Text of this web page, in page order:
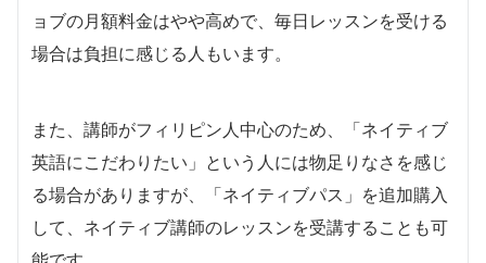
ョブの月額料金はやや高めで、毎日レッスンを受ける
場合は負担に感じる人もいます。
また、講師がフィリピン人中心のため、「ネイティブ
英語にこだわりたい」という人には物足りなさを感じ
る場合がありますが、「ネイティブパス」を追加購入
して、ネイティブ講師のレッスンを受講することも可